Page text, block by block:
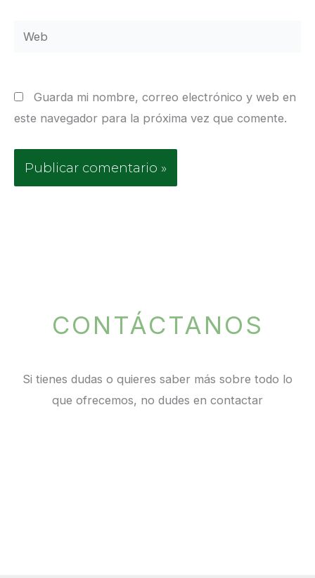
Web
Guarda mi nombre, correo electrónico y web en
este navegador para la próxima vez que comente.
CONTÁCTANOS
Si tienes dudas o quieres saber más sobre todo lo
que ofrecemos, no dudes en contactar